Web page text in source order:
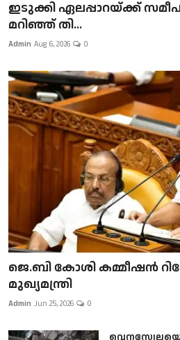
ഇടുക്കി ഏലപ്പാറയ്ക്ക്
മറിഞ്ഞ് തി...
Admin Aug 6, 2026 0
ജെ.ബി കോശി കമ്മീഷൻ
മുഖ്യമന്ത്രി
Admin Jun 25, 2026 0